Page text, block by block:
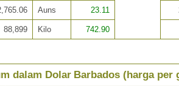
Auns 23.11
88,899 Kilo 742.90
dalam Dolar Barbados (harga per